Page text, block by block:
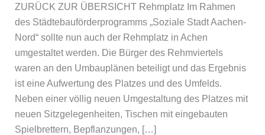
ZURÜCK ZUR ÜBERSICHT Rehmplatz Im Rahmen
des Städtebauförderprogramms „Soziale Stadt Aachen-
Nord“ sollte nun auch der Rehmplatz in Achen
umgestaltet werden. Die Bürger des Rehmviertels
waren an den Umbauplänen beteiligt und das Ergebnis
ist eine Aufwertung des Platzes und des Umfelds.
Neben einer völlig neuen Umgestaltung des Platzes mit
neuen Sitzgelegenheiten, Tischen mit eingebauten
Spielbrettern, Bepflanzungen, […]